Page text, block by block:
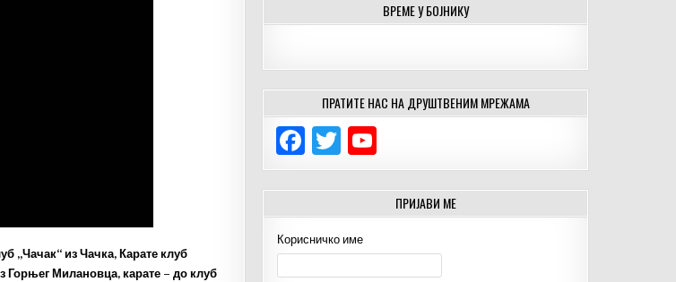
„Чачак“ из Чачка, Карате клуб
Горњег Милановца, карате – до клуб
ВРЕМЕ У БОЈНИКУ
ПРАТИТЕ НАС НА ДРУШТВЕНИМ МРЕЖАМА
F
a
c
e
b
T
w
it
te
r
o
u
T
u
ПРИЈАВИ МЕ
Корисничко име